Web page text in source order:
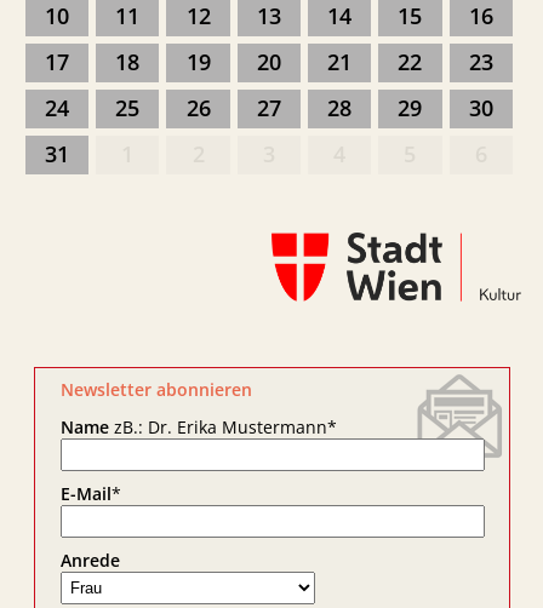
10
11 12 13 14 15
16
17
18 19 20 21 22
23
24
25 26 27 28 29
30
31
Newsletter abonnieren
NamezB.: Dr. Erika Mustermann*
E-Mail*
Anrede